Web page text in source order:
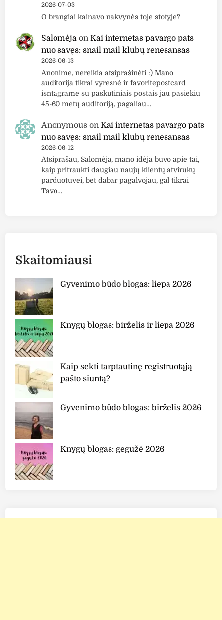
2026-07-03
O brangiai kainavo nakvynės toje stotyje?
Salomėja onKai internetas pavargo pats
nuo savęs: snail mail klubų renesansas
2026-06-13
Anonime, nereikia atsiprašinėti :) Mano
auditorija tikrai vyresnė ir favoritepostcard
isntagrame su paskutiniais postais jau pasiekiu
45-60 metų auditoriją, pagaliau…
Anonymous onKai internetas pavargo pats
nuo savęs: snail mail klubų renesansas
2026-06-12
Atsiprašau, Salomėja, mano idėja buvo apie tai,
kaip pritraukti daugiau naujų klientų atvirukų
parduotuvei, bet dabar pagalvojau, gal tikrai
Tavo…
Skaitomiausi
Gyvenimo būdo blogas: liepa 2026
Knygų blogas: birželis ir liepa 2026
Kaip sekti tarptautinę registruotąją
pašto siuntą?
Gyvenimo būdo blogas: birželis 2026
Knygų blogas: gegužė 2026